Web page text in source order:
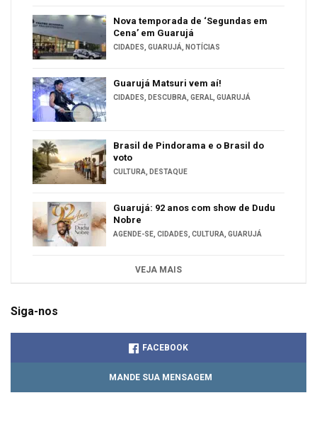
Nova temporada de ‘Segundas em
Cena’ em Guarujá
CIDADES GUARUJÁ NOTÍCIAS
Guarujá Matsuri vem aí!
CIDADES DESCUBRA GERAL GUARUJÁ
Brasil de Pindorama e o Brasil do
voto
CULTURA DESTAQUE
Guarujá: 92 anos com show de Dudu
Nobre
AGENDE-SE CIDADES CULTURA GUARUJÁ
VEJA MAIS
Siga-nos
FACEBOOK
MANDE SUA MENSAGEM